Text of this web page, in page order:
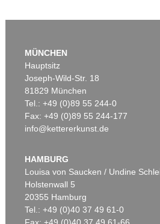
MÜNCHEN
Hauptsitz
Joseph-Wild-Str. 18
81829 München
Tel.: +49 (0)89 55 244-0
Fax: +49 (0)89 55 244-177
info@kettererkunst.de
HAMBURG
Louisa von Saucken / Undine
Holstenwall 5
20355 Hamburg
Tel.: +49 (0)40 37 49 61-0